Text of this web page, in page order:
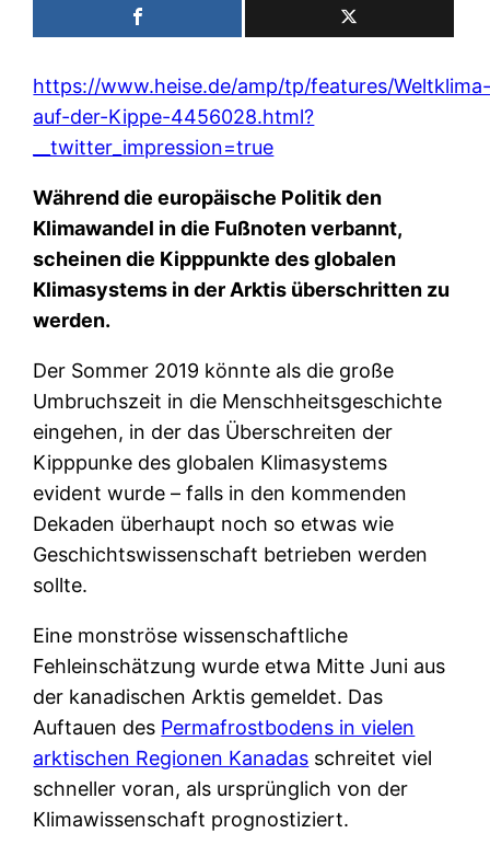
https://www.heise.de/amp/tp/features/
auf-der-Kippe-4456028.html?
__twitter_impression=true
Während die europäische Politik den
Klimawandel in die Fußnoten verbannt,
scheinen die Kipppunkte des globalen
Klimasystems in der Arktis überschritten zu
werden.
Der Sommer 2019 könnte als die große
Umbruchszeit in die Menschheitsgeschichte
eingehen, in der das Überschreiten der
Kipppunke des globalen Klimasystems
evident wurde – falls in den kommenden
Dekaden überhaupt noch so etwas wie
Geschichtswissenschaft betrieben werden
sollte.
Eine monströse wissenschaftliche
Fehleinschätzung wurde etwa Mitte Juni aus
der kanadischen Arktis gemeldet. Das
Auftauen des Permafrostbodens in vielen
arktischen Regionen Kanadas schreitet viel
schneller voran, als ursprünglich von der
Klimawissenschaft prognostiziert.